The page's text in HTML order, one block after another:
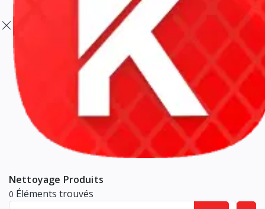
Nettoyage Produits
0 Éléments trouvés